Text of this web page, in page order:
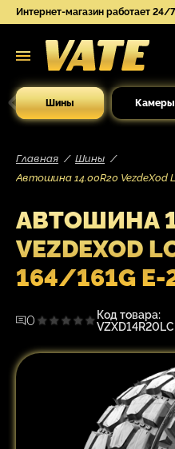
Интернет-магазин работает 24/7
Шины Камеры
Главная
Шины
Автошина 14.00R20 VezdeXod
АВТОШИНА
VEZDEXOD
164/161G E-
0
Код товара: